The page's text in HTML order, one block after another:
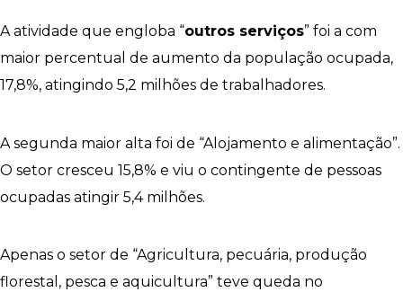
A atividade que engloba “outros serviços” foi a com
maior percentual de aumento da população ocupada,
17,8%, atingindo 5,2 milhões de trabalhadores.
A segunda maior alta foi de “Alojamento e alimentação”.
O setor cresceu 15,8% e viu o contingente de pessoas
ocupadas atingir 5,4 milhões.
Apenas o setor de “Agricultura, pecuária, produção
florestal, pesca e aquicultura” teve queda no